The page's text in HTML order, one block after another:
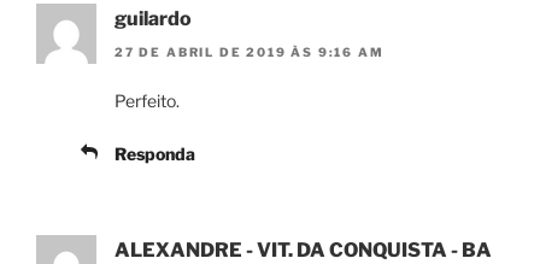
guilardo
27 DE ABRIL DE 2019 ÀS 9:16 AM
Perfeito.
Responda
ALEXANDRE - VIT. DA CONQUISTA - BA